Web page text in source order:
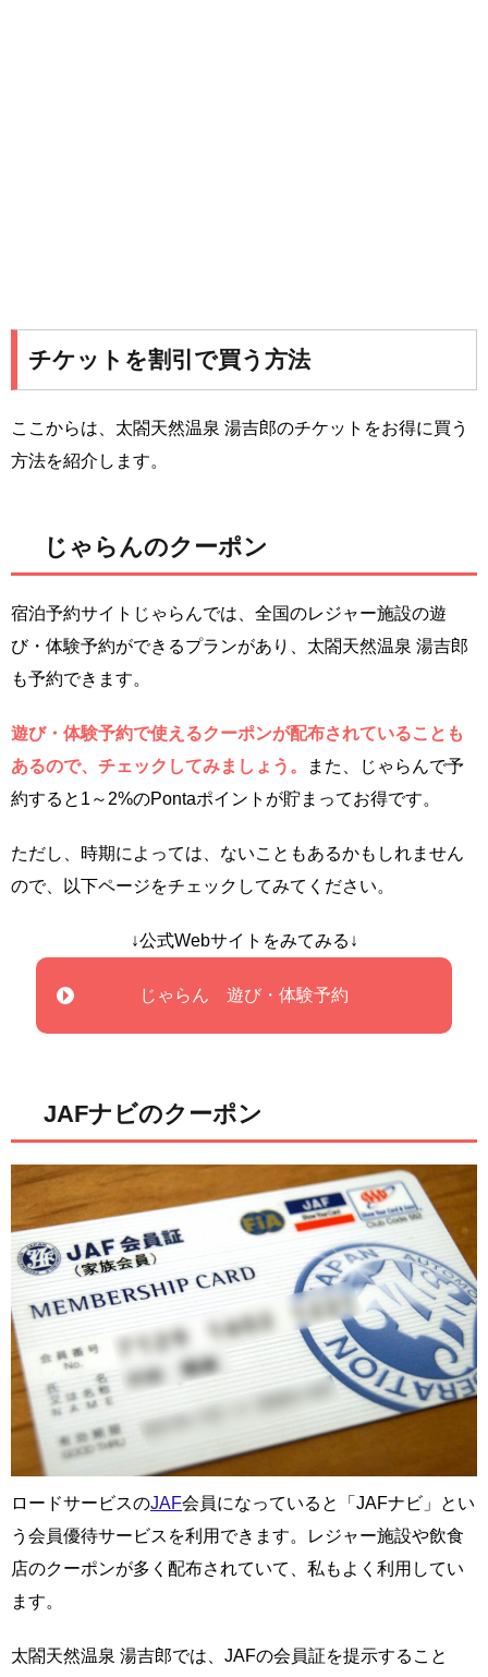
チケットを割引で買う方法
ここからは、太閤天然温泉 湯吉郎のチケットをお得に買う
方法を紹介します。
じゃらんのクーポン
宿泊予約サイトじゃらんでは、全国のレジャー施設の遊
び・体験予約ができるプランがあり、太閤天然温泉 湯吉郎
も予約できます。
遊び・体験予約で使えるクーポンが配布されていることも
あるので、チェックしてみましょう。
また、じゃらんで予
約すると1～2%のPontaポイントが貯まってお得です。
ただし、時期によっては、ないこともあるかもしれません
ので、以下ページをチェックしてみてください。
↓公式Webサイトをみてみる↓
じゃらん 遊び・体験予約
JAFナビのクーポン
ロードサービスのJAF会員になっていると「JAFナビ」とい
う会員優待サービスを利用できます。レジャー施設や飲食
店のクーポンが多く配布されていて、私もよく利用してい
ます。
太閤天然温泉 湯吉郎では、JAFの会員証を提示すること